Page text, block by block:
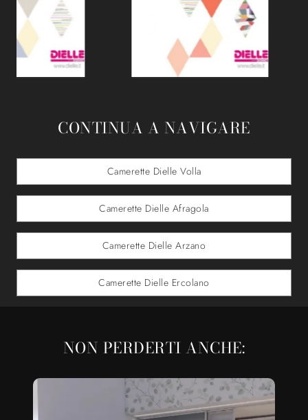
CONTINUA A NAVIGARE
Camerette Dielle Volla
Camerette Dielle Afragola
Camerette Dielle Arzano
Camerette Dielle Ercolano
NON PERDERTI ANCHE: